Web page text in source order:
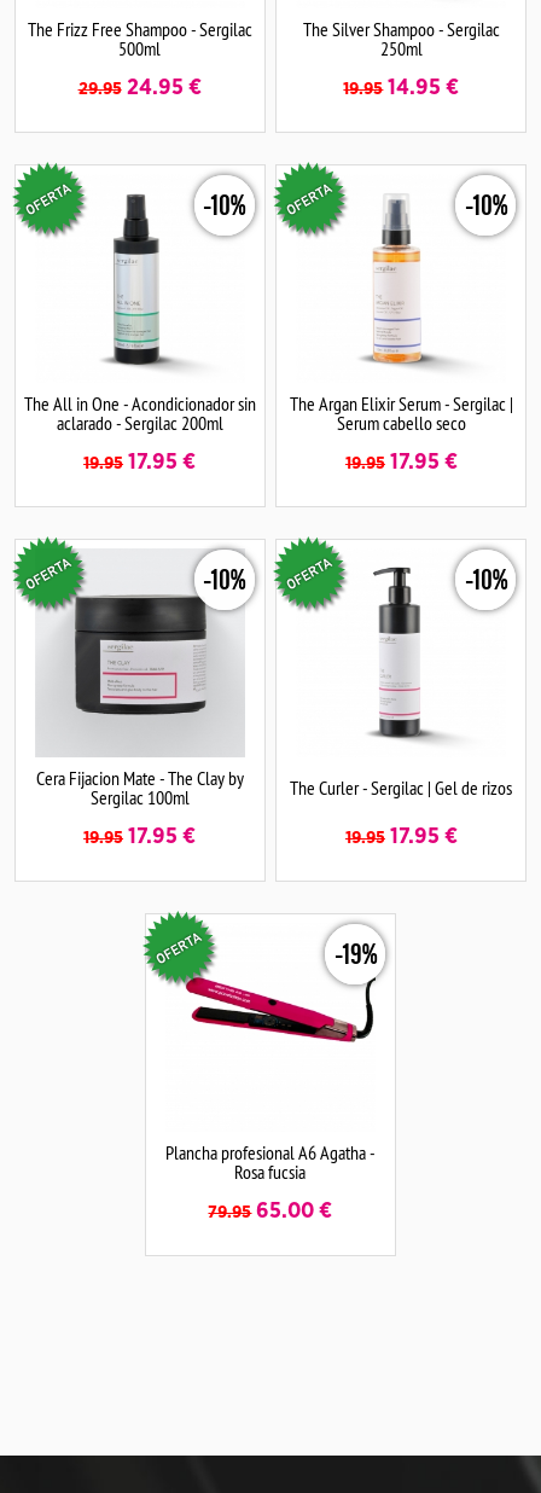
The Frizz Free Shampoo - Sergilac
500ml
29.95 24.95 €
The Silver Shampoo - Sergilac
250ml
19.95 14.95 €
-10%
The All in One - Acondicionador sin
aclarado - Sergilac 200ml
19.95 17.95 €
-10%
The Argan Elixir Serum - Sergilac |
Serum cabello seco
19.95 17.95 €
-10%
Cera Fijacion Mate - The Clay by
Sergilac 100ml
19.95 17.95 €
-10%
The Curler - Sergilac | Gel de rizos
19.95 17.95 €
-19%
Plancha profesional A6 Agatha -
Rosa fucsia
79.95 65.00 €